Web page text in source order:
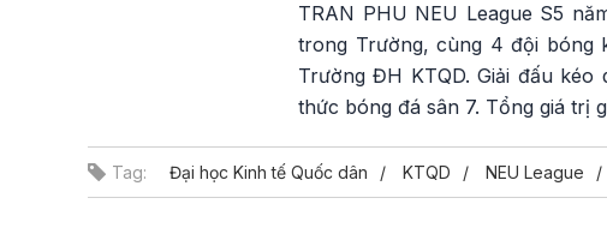
TRAN PHU NEU League S5
trong Trường, cùng 4 đội bóng
Trường ĐH KTQD. Giải đấu
thức bóng đá sân 7. Tổng giá trị
Tag: Đại học Kinh tế Quốc dân KTQD NEU League